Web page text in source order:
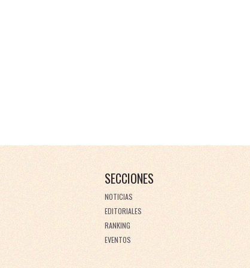
SECCIONES
NOTICIAS
EDITORIALES
RANKING
EVENTOS